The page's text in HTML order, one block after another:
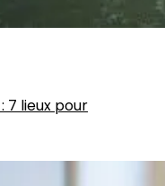
: 7 lieux pour